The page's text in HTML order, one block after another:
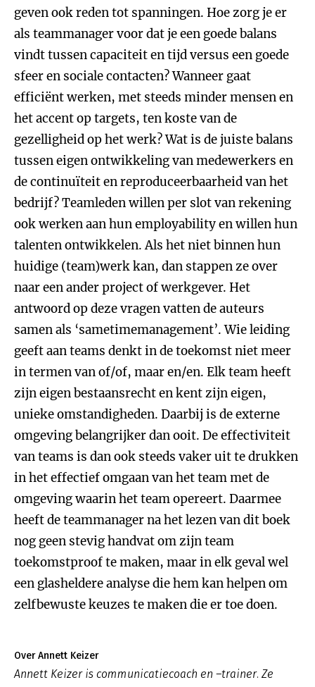
geven ook reden tot spanningen. Hoe zorg je er
als teammanager voor dat je een goede balans
vindt tussen capaciteit en tijd versus een goede
sfeer en sociale contacten? Wanneer gaat
efficiënt werken, met steeds minder mensen en
het accent op targets, ten koste van de
gezelligheid op het werk? Wat is de juiste balans
tussen eigen ontwikkeling van medewerkers en
de continuïteit en reproduceerbaarheid van het
bedrijf? Teamleden willen per slot van rekening
ook werken aan hun employability en willen hun
talenten ontwikkelen. Als het niet binnen hun
huidige (team)werk kan, dan stappen ze over
naar een ander project of werkgever. Het
antwoord op deze vragen vatten de auteurs
samen als ‘sametimemanagement’. Wie leiding
geeft aan teams denkt in de toekomst niet meer
in termen van of/of, maar en/en. Elk team heeft
zijn eigen bestaansrecht en kent zijn eigen,
unieke omstandigheden. Daarbij is de externe
omgeving belangrijker dan ooit. De effectiviteit
van teams is dan ook steeds vaker uit te drukken
in het effectief omgaan van het team met de
omgeving waarin het team opereert. Daarmee
heeft de teammanager na het lezen van dit boek
nog geen stevig handvat om zijn team
toekomstproof te maken, maar in elk geval wel
een glasheldere analyse die hem kan helpen om
zelfbewuste keuzes te maken die er toe doen.
Over Annett Keizer
Annett Keizer is communicatiecoach en –trainer. Ze